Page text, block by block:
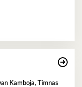
Kamboja, Timnas